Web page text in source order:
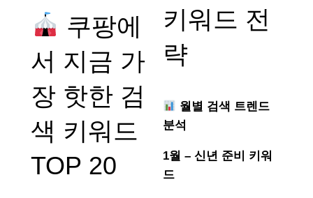
쿠팡에
서 지금 가
장 핫한 검
색 키워드
TOP 20
키워드 전
략
월별 검색 트렌드
분석
1월 – 신년 준비 키워
드